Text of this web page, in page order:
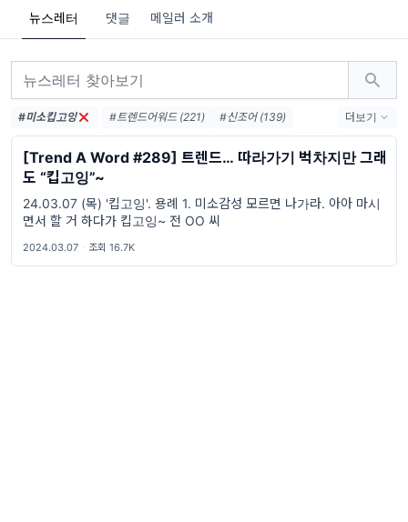
뉴스레터 댓글 메일러 소개
#미소킵고잉 #트렌드어워드 (221)
#신조어 (139)
#trendaword (117)
#유행어 (57)
#휴재 (29)
#트렌드어워드뉴스레터 (27)
#2026밈 (26)
#밈 (24)
#MZ세대 (23)
#밈추천 (22)
#7월밈 (21)
#하루휴재 (18)
더보기
[Trend A Word #289] 트렌드… 따라가기 벅차지만 그래
도 “킵고잉”~
24.03.07 (목) '킵고잉'. 용례 1. 미소감성 모르면 나가라. 아아 마시
면서 할 거 하다가 킵고잉~ 전 OO 씨
2024.03.07 · 조회 16.7K